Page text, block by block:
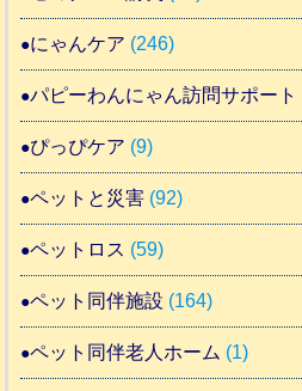
にゃんケア (246)
パピーわんにゃん訪問サポート
ぴっぴケア (9)
ペットと災害 (92)
ペットロス (59)
ペット同伴施設 (164)
ペット同伴老人ホーム (1)